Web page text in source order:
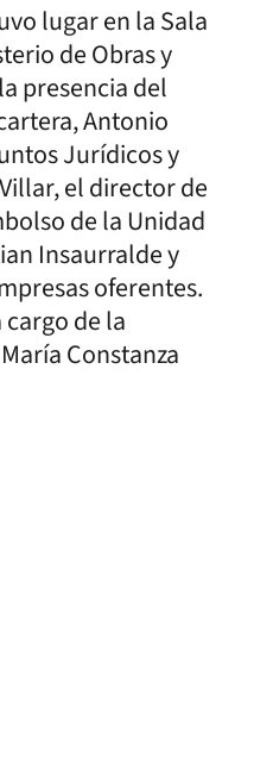
lugar en la Sala
de Obras y
presencia del
Antonio
Jurídicos y
el director de
de la Unidad
Insaurralde y
oferentes.
de la
Constanza